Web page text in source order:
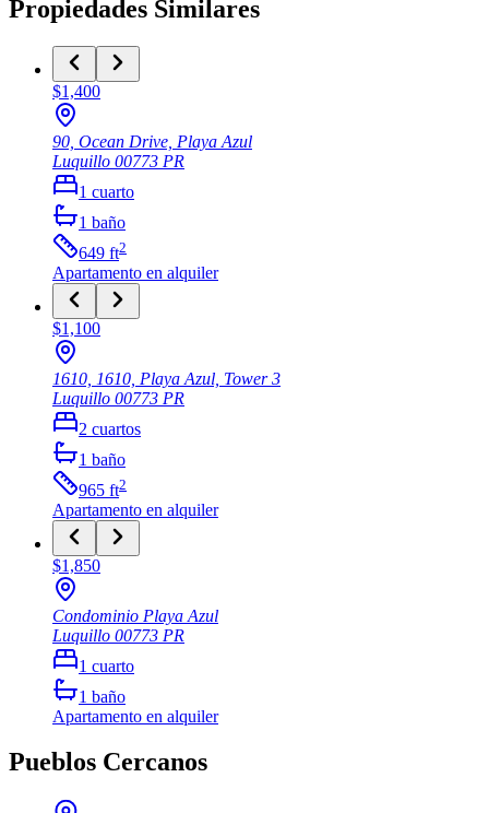
Propiedades Similares
$1,400
90, Ocean Drive, Playa Azul
Luquillo 00773 PR
1 cuarto
1 baño
649 ft2
Apartamento en alquiler
$1,100
1610, 1610, Playa Azul, Tower 3
Luquillo 00773 PR
2 cuartos
1 baño
965 ft2
Apartamento en alquiler
$1,850
Condominio Playa Azul
Luquillo 00773 PR
1 cuarto
1 baño
Apartamento en alquiler
Pueblos Cercanos